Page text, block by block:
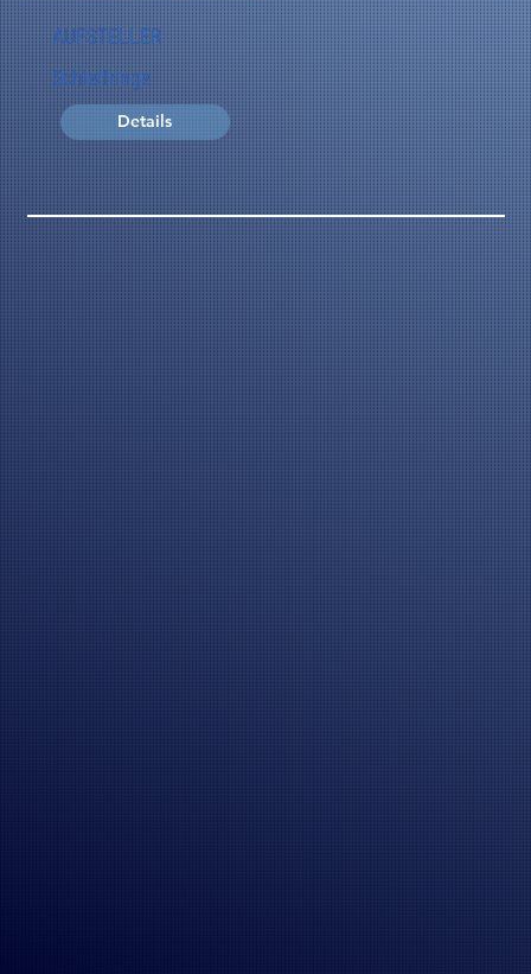
Schleifringe
Details
AUFSTELLER